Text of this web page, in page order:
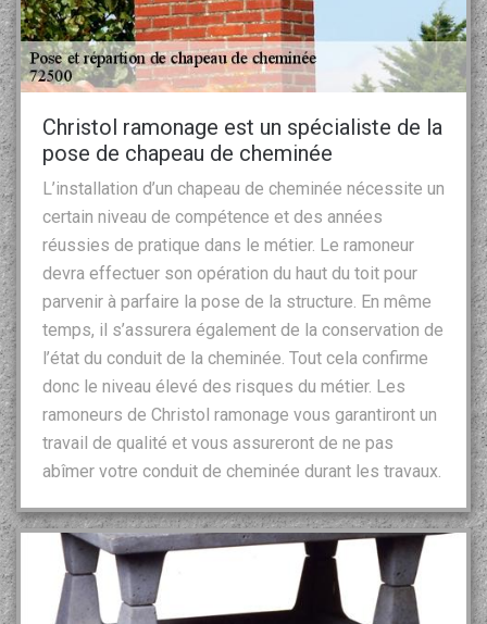
Christol ramonage est un spécialiste de la
pose de chapeau de cheminée
L’installation d’un chapeau de cheminée nécessite un
certain niveau de compétence et des années
réussies de pratique dans le métier. Le ramoneur
devra effectuer son opération du haut du toit pour
parvenir à parfaire la pose de la structure. En même
temps, il s’assurera également de la conservation de
l’état du conduit de la cheminée. Tout cela confirme
donc le niveau élevé des risques du métier. Les
ramoneurs de Christol ramonage vous garantiront un
travail de qualité et vous assureront de ne pas
abîmer votre conduit de cheminée durant les travaux.